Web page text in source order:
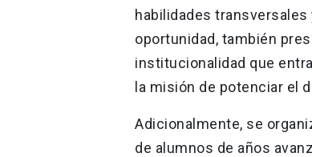
habilidades
oportunidad, también
institucionalidad que
la misión de potenciar el
Adicionalmente, se
de alumnos de años